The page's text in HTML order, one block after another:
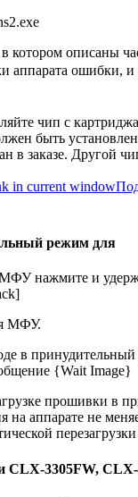
котором описаны
аппарата ошибки, и
чип с
быть
в заказе. Другой
режим для
нажмите и
МФУ.
в
{Wait Image}
прошивки в
на аппарате не
CLX-3305FW,